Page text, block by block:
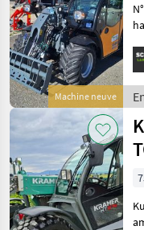
Machine neuve
N°
1